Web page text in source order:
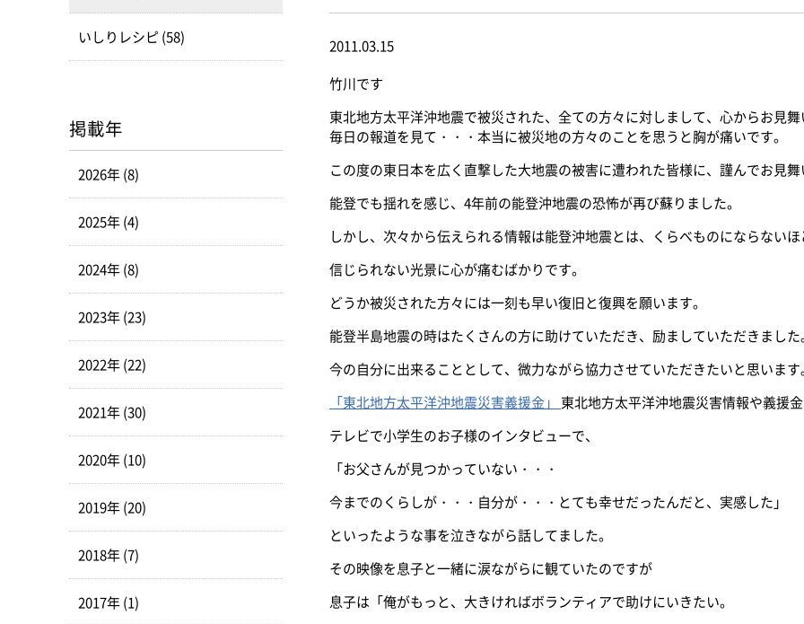
2011.03.15
竹川です
東北地方太平洋沖地震で被災された、全ての方々に対しまして、心からお見舞
毎日の報道を見て・・・本当に被災地の方々のことを思うと胸が痛いです。
この度の東日本を広く直撃した大地震の被害に遭われた皆様に、謹んでお見舞
能登でも揺れを感じ、4年前の能登沖地震の恐怖が再び蘇りました。
しかし、次々から伝えられる情報は能登沖地震とは、くらべものにならないほ
信じられない光景に心が痛むばかりです。
どうか被災された方々には一刻も早い復旧と復興を願います。
能登半島地震の時はたくさんの方に助けていただき、励ましていただきました
今の自分に出来ることとして、微力ながら協力させていただきたいと思います
「東北地方太平洋沖地震災害義援金」 東北地方太平洋沖地震災害情報や義援金
テレビで小学生のお子様のインタビューで、
「お父さんが見つかっていない・・・
今までのくらしが・・・自分が・・・とても幸せだったんだと、実感した」
といったような事を泣きながら話してました。
その映像を息子と一緒に涙ながらに観ていたのですが
息子は「俺がもっと、大きければボランティアで助けにいきたい。
いしりレシピ (58)
掲載年
2026年 (8)
2025年 (4)
2024年 (8)
2023年 (23)
2022年 (22)
2021年 (30)
2020年 (10)
2019年 (20)
2018年 (7)
2017年 (1)